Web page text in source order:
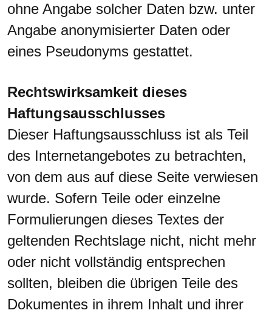
ohne Angabe solcher Daten bzw. unter
Angabe anonymisierter Daten oder
eines Pseudonyms gestattet.
Rechtswirksamkeit dieses
Haftungsausschlusses
Dieser Haftungsausschluss ist als Teil
des Internetangebotes zu betrachten,
von dem aus auf diese Seite verwiesen
wurde. Sofern Teile oder einzelne
Formulierungen dieses Textes der
geltenden Rechtslage nicht, nicht mehr
oder nicht vollständig entsprechen
sollten, bleiben die übrigen Teile des
Dokumentes in ihrem Inhalt und ihrer